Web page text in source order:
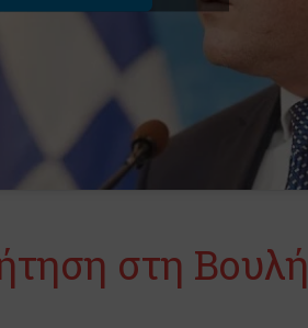
στη Βουλή